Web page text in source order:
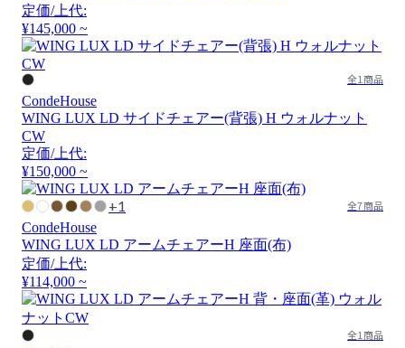
定価/上代:
¥145,000 ~
全1商品
CondeHouse
WING LUX LD サイドチェアー(背張) H ウォルナット
CW
定価/上代:
¥150,000 ~
+1 全7商品
CondeHouse
WING LUX LD アームチェアーH 座面(布)
定価/上代:
¥114,000 ~
全1商品